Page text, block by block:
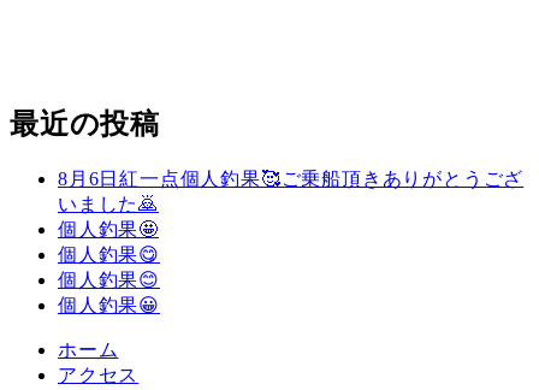
最近の投稿
8月6日紅一点個人釣果🥰ご乗船頂きありがとうござ
いました🙇
個人釣果🤩
個人釣果😋
個人釣果😊
個人釣果😀
ホーム
アクセス